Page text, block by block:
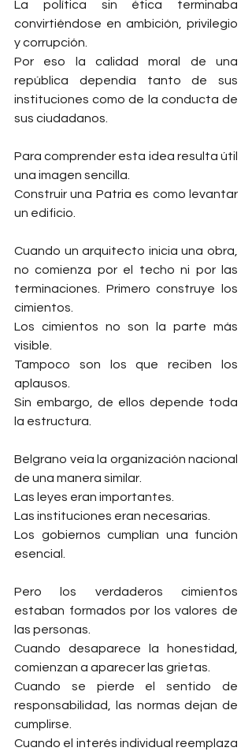
La política sin ética terminaba
convirtiéndose en ambición, privilegio
y corrupción.
Por eso la calidad moral de una
república dependía tanto de sus
instituciones como de la conducta de
sus ciudadanos.
Para comprender esta idea resulta útil
una imagen sencilla.
Construir una Patria es como levantar
un edificio.
Cuando un arquitecto inicia una obra,
no comienza por el techo ni por las
terminaciones. Primero construye los
cimientos.
Los cimientos no son la parte más
visible.
Tampoco son los que reciben los
aplausos.
Sin embargo, de ellos depende toda
la estructura.
Belgrano veía la organización nacional
de una manera similar.
Las leyes eran importantes.
Las instituciones eran necesarias.
Los gobiernos cumplían una función
esencial.
Pero los verdaderos cimientos
estaban formados por los valores de
las personas.
Cuando desaparece la honestidad,
comienzan a aparecer las grietas.
Cuando se pierde el sentido de
responsabilidad, las normas dejan de
cumplirse.
Cuando el interés individual reemplaza